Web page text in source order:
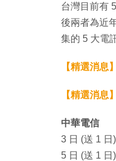
台灣目前有
後兩者為近
集的 5 大電
【精選消
【精選消
中華電信
3 日 (送 1
5 日 (送 1